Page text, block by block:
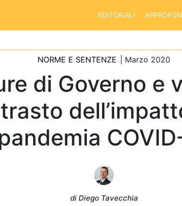
EDITORIALI
NORME E SENTENZE | Marzo 2020
di Governo e
di Diego Tavecchia